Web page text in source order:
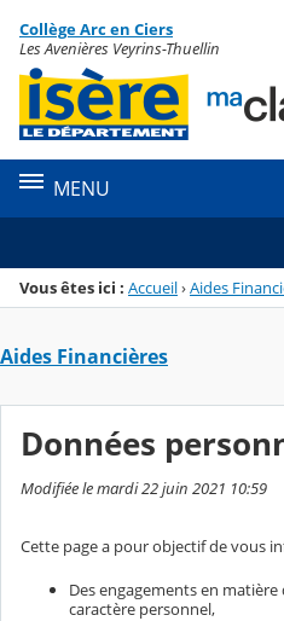
Menu de la rubrique
Contenu
Collège Arc en Ciers
Les Avenières Veyrins-Thuellin
MENU
Vous êtes ici : Accueil›Aides
Aides Financières
Données
Modifiée le mardi 22 juin 2021 10:59
Cette page a pour objectif de vous
Des engagements en
caractère personnel,